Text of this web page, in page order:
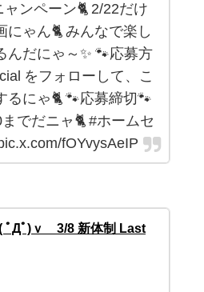
ャンペーン🐈 2/22だけ
ゃん🐈 みんなで楽し
んだにゃ～✨ 🐾応募方
をフォローして、こ
るにゃ🐈 🐾応募締切🐾
でだニャ🐈 #ホームセ
fOYvysAeIP
ﾟДﾟ)ｖ 3/8 新体制 Last